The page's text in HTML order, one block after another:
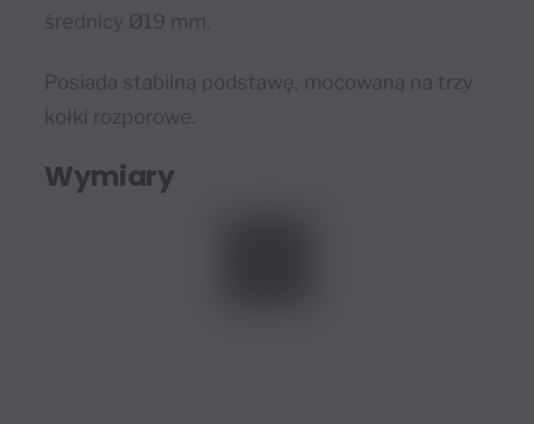
średnicy Ø19 mm.
Posiada stabilną podstawę, mocowaną na trzy
kołki rozporowe.
Wymiary